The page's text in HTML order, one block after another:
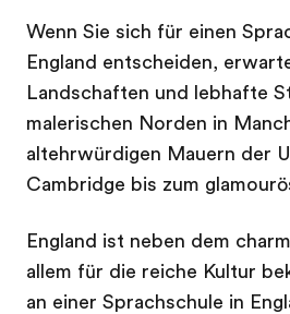
Wenn Sie sich für einen
England entscheiden,
Landschaften und lebhafte
malerischen Norden in
altehrwürdigen Mauern der
Cambridge bis zum
England ist neben dem
allem für die reiche Kultur
an einer Sprachschule in